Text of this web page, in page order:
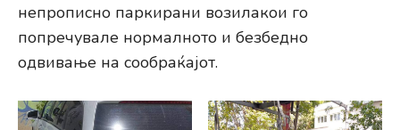
непрописно паркирани возилакои го
попречувале нормалното и безбедно
одвивање на сообраќајот.